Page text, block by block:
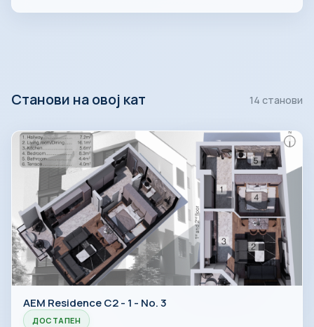
Станови на овој кат 14 станови
AEM Residence C2 - 1 - No. 3
ДОСТАПЕН